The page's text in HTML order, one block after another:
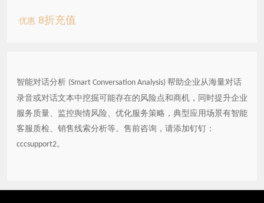
优惠 8折充值
智能对话分析 (Smart Conversation Analysis) 帮助企业从海量对话
录音或对话文本中挖掘可能存在的风险点和商机，同时提升企业
服务质量、监控舆情风险、优化服务策略，典型应用场景有智能
客服质检、销售线索分析等。售前咨询，请添加钉钉：
cccsupport2。